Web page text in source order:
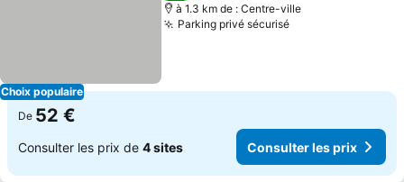
Choix populaire
à 1.3 km de : Centre-ville
Parking privé sécuriséConsulter les
De 52 €
Consulter les prix de 4 sites Consulter les prix